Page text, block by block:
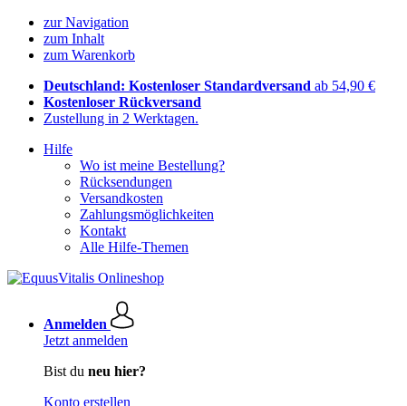
zur Navigation
zum Inhalt
zum Warenkorb
Deutschland: Kostenloser Standardversand ab 54,90 €
Kostenloser Rückversand
Zustellung in 2 Werktagen.
Hilfe
Wo ist meine Bestellung?
Rücksendungen
Versandkosten
Zahlungsmöglichkeiten
Kontakt
Alle Hilfe-Themen
Anmelden
Jetzt anmelden
Bist du neu hier?
Konto erstellen